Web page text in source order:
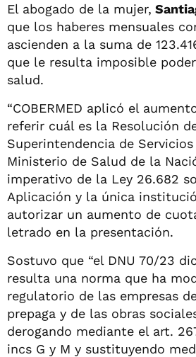
El abogado de la mujer,
que los haberes mensuales
ascienden a la suma de
que le resulta imposible
salud.
“COBERMED aplicó el
referir cuál es la Resolución
Superintendencia de
Ministerio de Salud de la
imperativo de la Ley 26.682
Aplicación y la única
autorizar un aumento de
letrado en la presentación.
Sostuvo que “el DNU 70/23
resulta una norma que ha
regulatorio de las empresas
prepaga y de las obras
derogando mediante el art.
incs G y M y sustituyendo